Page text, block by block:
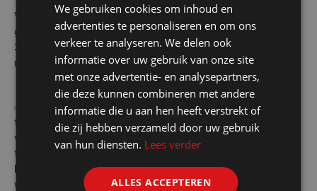
Voor iedereen die van avonturen in de buitenlucht houdt of
gewoon goed voorbereid wil zijn, presenteren wij de Brandpasta
3 x 100ml! Deze set is ideaal voor kampeerders, wandelaars en
noodsituaties.
✅ Gemakkelijk in Gebruik : De 100ml tubes zijn eenvoudig aan
te steken en branden stabiel zonder rook of gevaarlijke
vlammen. ✅
Compact en Draagbaar
: Perfect formaat om mee
te nemen in je rugzak, auto of noodpakket. ✅
: Ideaal voor koken, verwarmen of als betrouwbare
warmtebron bij onverwachte situaties.
We gebruiken cookies om inhoud en
advertenties te personaliseren en om ons
verkeer te analyseren. We delen ook
informatie over uw gebruik van onze site
met onze advertentie- en analysepartners,
die deze kunnen combineren met andere
informatie die u aan hen heeft verstrekt of
die zij hebben verzameld door uw gebruik
van hun diensten. Lees verder
ALLES ACCEPTEREN